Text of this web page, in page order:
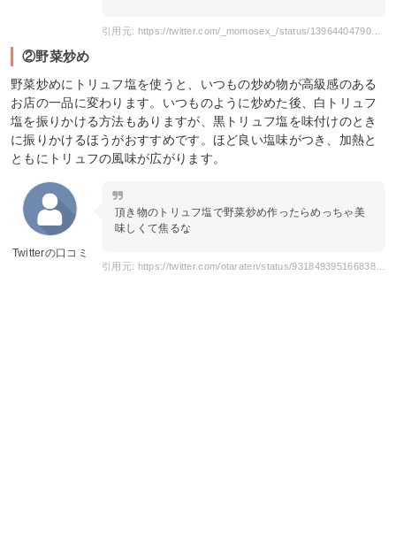
引用元: https://twitter.com/_momosex_/status/1396440479000981506
②野菜炒め
野菜炒めにトリュフ塩を使うと、いつもの炒め物が高級感のある
お店の一品に変わります。いつものように炒めた後、白トリュフ
塩を振りかける方法もありますが、黒トリュフ塩を味付けのとき
に振りかけるほうがおすすめです。ほど良い塩味がつき、加熱と
ともにトリュフの風味が広がります。
Twitterの口コミ
頂き物のトリュフ塩で野菜炒め作ったらめっちゃ美
味しくて焦るな
引用元: https://twitter.com/otaraten/status/931849395166838784